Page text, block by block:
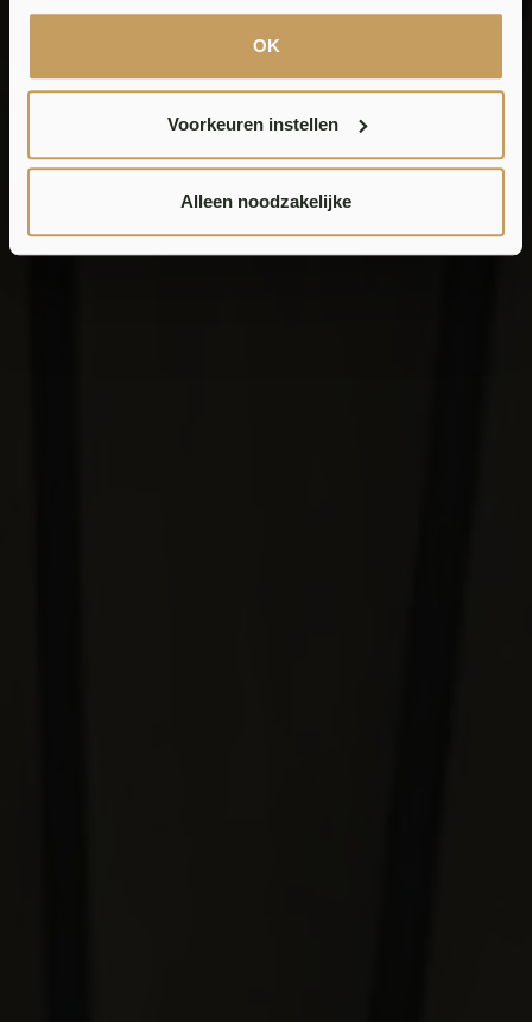
gedeeld met externe partners.
Klik op ‘OK’ om alle cookies te accepteren. Kies ‘Alleen
staan. Via ‘Voorkeuren instellen’ kun je per categorie
kiezen welke cookies je accepteert. Je kunt je keuze op
cookiebeleid en onze
OK
Voorkeuren instellen
Alleen noodzakelijke
Maak een afspraak